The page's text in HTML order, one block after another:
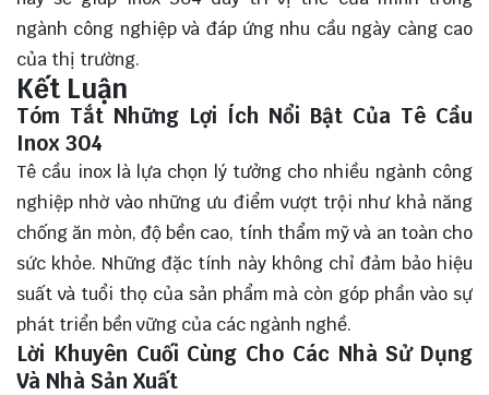
ngành công nghiệp và đáp ứng nhu cầu ngày càng cao
của thị trường.
Kết Luận
Tóm Tắt Những Lợi Ích Nổi Bật Của Tê Cầu
Inox 304
Tê cầu inox là lựa chọn lý tưởng cho nhiều ngành công
nghiệp nhờ vào những ưu điểm vượt trội như khả năng
chống ăn mòn, độ bền cao, tính thẩm mỹ và an toàn cho
sức khỏe. Những đặc tính này không chỉ đảm bảo hiệu
suất và tuổi thọ của sản phẩm mà còn góp phần vào sự
phát triển bền vững của các ngành nghề.
Lời Khuyên Cuối Cùng Cho Các Nhà Sử Dụng
Và Nhà Sản Xuất